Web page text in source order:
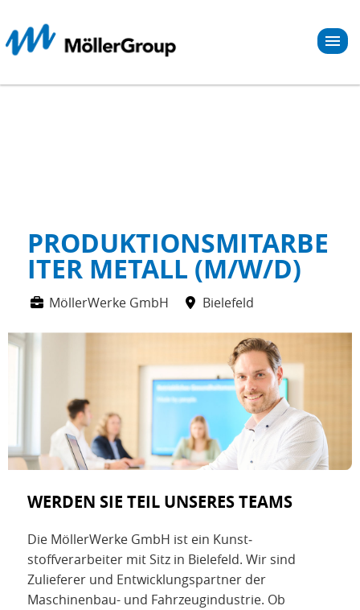
STELLENBÖRSE
Sie schauen sich nach einer neuen beruflichen
PRODUKTIONSMITARBE
ITER METALL (M/W/D)
MöllerWerke GmbH Bielefeld
WERDEN SIE TEIL UNSERES TEAMS
Die MöllerWerke GmbH ist ein Kunst­
stoffverarbeiter mit Sitz in Bielefeld. Wir sind
Zulieferer und Entwicklungs­partner der
Maschinenbau- und Fahrzeugindustrie. Ob